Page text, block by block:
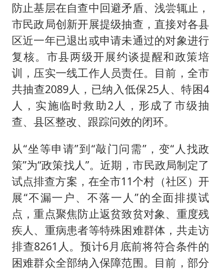
防止基层在自查中回避矛盾、浅尝辄止，
市民政局创新开展提级抽查，直接对各县
区近一年已退出或申请未通过的对象进行
复核。市县两级开展约谈提醒和政策培
训，压实一线工作人员责任。目前，全市
共抽查2089人，已纳入低保25人、特困4
人，实施临时救助2人，形成了市级抽
查、县区整改、跟踪问效的闭环。
从“坐等申请”到“敲门问需”，变“人找政
策”为“政策找人”。近期，市民政局制定了
试点排查方案，在全市11个村（社区）开
展“不漏一户、不落一人”的全面排摸试
点，重点聚焦防止返贫致贫对象、重度残
疾人、重病患者等特殊困难群体，共走访
排查8261人。预计6月底前将符合条件的
困难群众全部纳入保障范围。目前，部分